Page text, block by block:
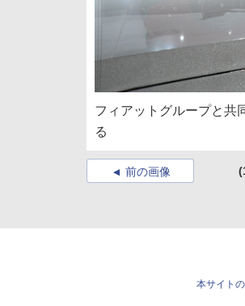
フィアットグループと共
る
前の画像
本サイト